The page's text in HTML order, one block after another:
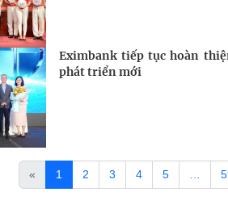
Eximbank tiếp tục hoàn
phát triển mới
« 1 2 3 4 5